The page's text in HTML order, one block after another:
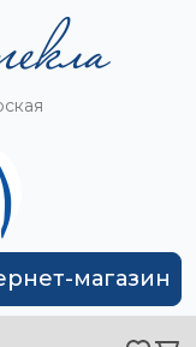
магазин